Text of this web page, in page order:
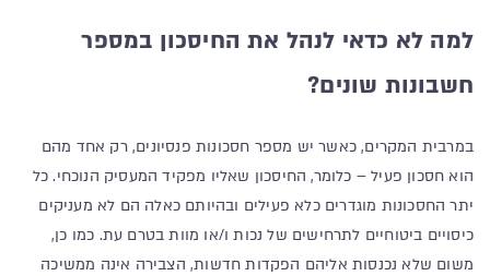
למה לא כדאי לנהל את החיסכון במספר
חשבונות שונים?
במרבית המקרים, כאשר יש מספר חסכונות פנסיונים, רק אחד מהם
הוא חסכון פעיל – כלומר, החיסכון שאליו מפקיד המעסיק הנוכחי. כל
יתר החסכונות מוגדרים כלא פעילים ובהיותם כאלה הם לא מעניקים
כיסויים ביטוחיים לתרחישים של נכות ו/או מוות בטרם עת. כמו כן,
משום שלא נכנסות אליהם הפקדות חדשות, הצבירה אינה ממשיכה